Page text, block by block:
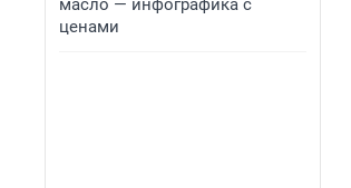
масло — инфографика с
ценами